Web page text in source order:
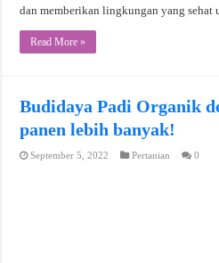
dan memberikan lingkungan yang
Read More »
Budidaya Padi Organik
panen lebih banyak!
September 5, 2022 Pertanian 0